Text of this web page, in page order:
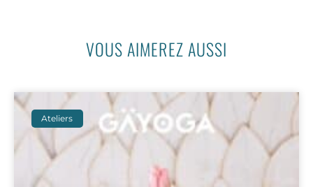
VOUS AIMEREZ AUSSI
Ateliers